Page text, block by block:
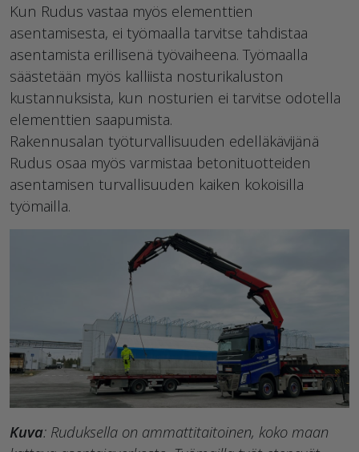
Kun Rudus vastaa myös elementtien
asentamisesta, ei työmaalla tarvitse tahdistaa
asentamista erillisenä työvaiheena. Työmaalla
säästetään myös kalliista nosturikaluston
kustannuksista, kun nosturien ei tarvitse odotella
elementtien saapumista.
Rakennusalan työturvallisuuden edelläkävijänä
Rudus osaa myös varmistaa betonituotteiden
asentamisen turvallisuuden kaiken kokoisilla
työmailla.
Kuva: Ruduksella on ammattitaitoinen, koko maan